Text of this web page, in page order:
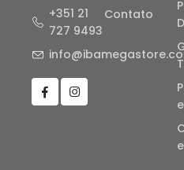
+351 21
727 9493
Contato